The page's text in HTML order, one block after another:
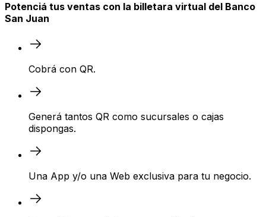
Potenciá tus ventas con la billetara virtual del Banco
San Juan
Cobrá con QR.
Generá tantos QR como sucursales o cajas
dispongas.
Una App y/o una Web exclusiva para tu negocio.